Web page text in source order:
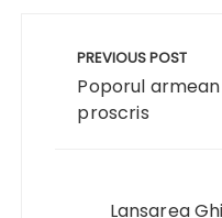
articole
PREVIOUS POST
Poporul
proscris
Lansarea